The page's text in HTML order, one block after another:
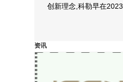
创新理念,科勒早在
资讯